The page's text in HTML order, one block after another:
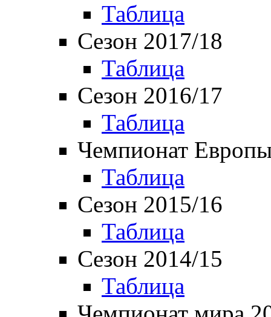
Таблица
Сезон 2017/18
Таблица
Сезон 2016/17
Таблица
Чемпионат
Таблица
Сезон 2015/16
Таблица
Сезон 2014/15
Таблица